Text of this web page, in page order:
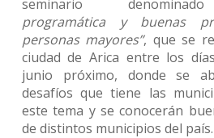
seminario
programática y buenas
personas mayores”, que se
ciudad de Arica entre los
junio próximo, donde se
desafíos que tiene las
este tema y se conocerán
de distintos municipios del país.